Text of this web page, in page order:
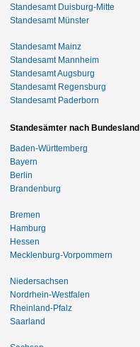
Standesamt Duisburg-Mitte
Standesamt Münster
Standesamt Mainz
Standesamt Mannheim
Standesamt Augsburg
Standesamt Regensburg
Standesamt Paderborn
Standesämter nach Bundesland
Baden-Württemberg
Bayern
Berlin
Brandenburg
Bremen
Hamburg
Hessen
Mecklenburg-Vorpommern
Niedersachsen
Nordrhein-Westfalen
Rheinland-Pfalz
Saarland